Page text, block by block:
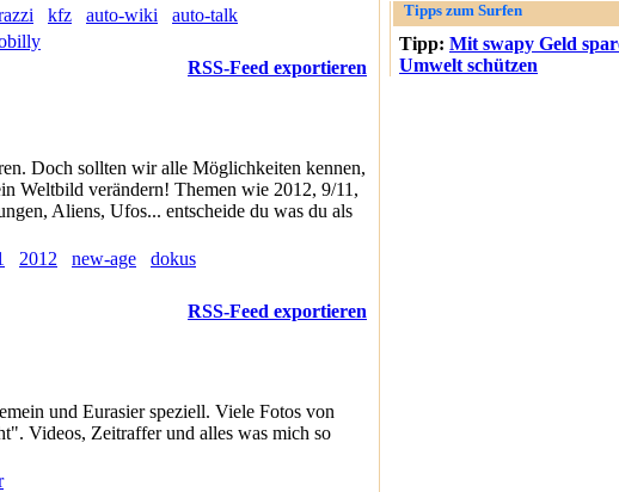
kfz auto-wiki
auto-talk
RSS-Feed exportieren
Doch sollten wir alle Möglichkeiten kennen,
Weltbild verändern! Themen wie 2012, 9/11,
Aliens, Ufos... entscheide du was du als
2012 new-age
dokus
RSS-Feed exportieren
und Eurasier speziell. Viele Fotos von
Videos, Zeitraffer und alles was mich so
Tipps zum Surfen
Tipp: Mit swapy Geld
Umwelt schützen